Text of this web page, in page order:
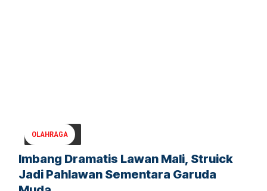
OLAHRAGA
Imbang Dramatis Lawan Mali, Struick
Jadi Pahlawan Sementara Garuda